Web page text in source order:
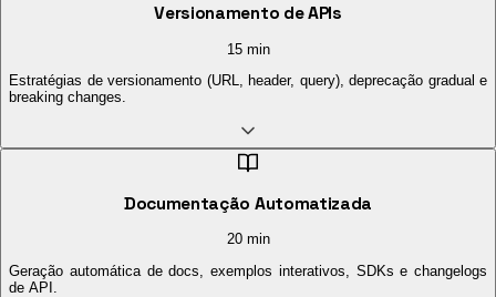
Versionamento de APIs
15 min
Estratégias de versionamento (URL, header, query), deprecação gradual e
breaking changes.
Documentação Automatizada
20 min
Geração automática de docs, exemplos interativos, SDKs e changelogs
de API.